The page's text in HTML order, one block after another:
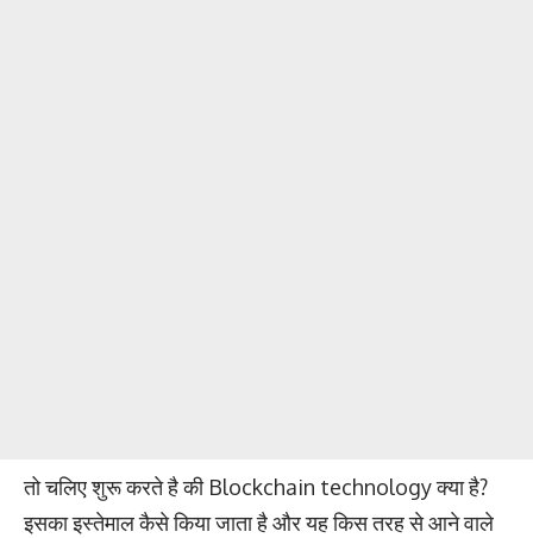
तो चलिए शुरू करते है की Blockchain technology क्या है?
इसका इस्तेमाल कैसे किया जाता है और यह किस तरह से आने वाले